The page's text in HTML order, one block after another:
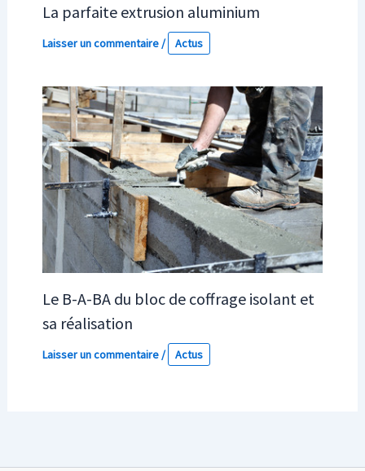
La parfaite extrusion aluminium
Laisser un commentaire/ Actus
Le B-A-BA du bloc de coffrage isolant et
sa réalisation
Laisser un commentaire/ Actus